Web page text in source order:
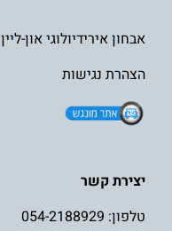
אבחון אירידיולוגי און-ליין
הצהרת נגישות
יצירת קשר
טלפון: 054-2188929